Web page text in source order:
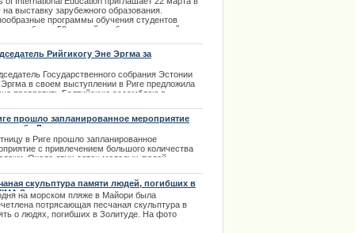
извинилось за нарушение
на выставку зарубежного образования.
программы обучения студентов
более 50 разный учебных заведений
Рийгикогу Эне Эргма за
Государственного собрания Эстонии
в своем выступлении в Риге предложила
превратить Балтийскую ассамблею в
привела сотрудничество и обоюдную
железнодорожного сообщения.
прошло запланированное мероприятие
моб «Латвия - моя родина»
в Риге прошло запланированное
с привлечением большого количества
Около двух сотен молодых людей
акцию - флеш-моб «Латвия - моя
скульптура памяти людей, погибших в
Золитуде
на морском пляже в Майори была
потрясающая песчаная скульптура в
о людях, погибших в Золитуде. На фото